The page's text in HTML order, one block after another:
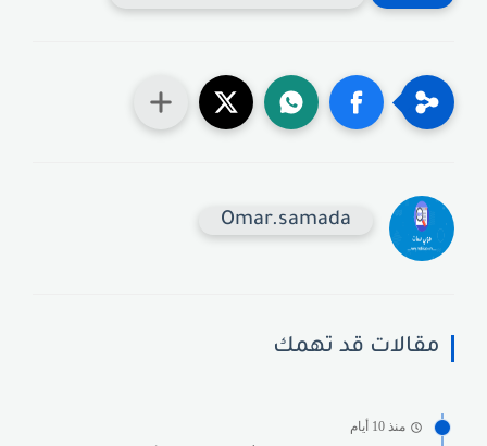
Omar.samada
مقالات قد تهمك
منذ 10 أيام